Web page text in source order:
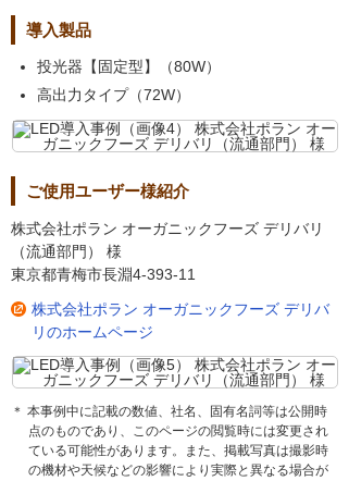
導入製品
投光器【固定型】（80W）
高出力タイプ（72W）
ご使用ユーザー様紹介
株式会社ポラン オーガニックフーズ デリバリ
（流通部門） 様
東京都青梅市長淵4-393-11
株式会社ポラン オーガニックフーズ デリバ
リのホームページ
＊ 本事例中に記載の数値、社名、固有名詞等は公開時
点のものであり、このページの閲覧時には変更され
ている可能性があります。また、掲載写真は撮影時
の機材や天候などの影響により実際と異なる場合が